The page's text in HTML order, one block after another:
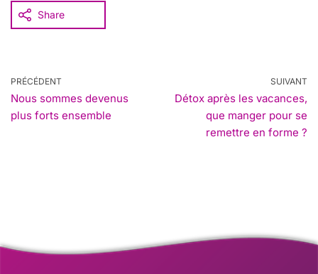
Share
PRÉCÉDENT
Nous sommes devenus
plus forts ensemble
SUIVANT
Détox après les vacances,
que manger pour se
remettre en forme ?